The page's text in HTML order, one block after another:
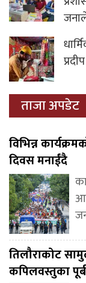
ताजा अपडेट
विभिन्न
दिवस मनाईंदै
तिलौराकोट
कपिलवस्तुका